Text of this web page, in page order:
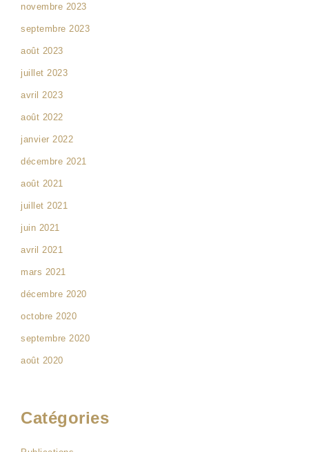
novembre 2023
septembre 2023
août 2023
juillet 2023
avril 2023
août 2022
janvier 2022
décembre 2021
août 2021
juillet 2021
juin 2021
avril 2021
mars 2021
décembre 2020
octobre 2020
septembre 2020
août 2020
Catégories